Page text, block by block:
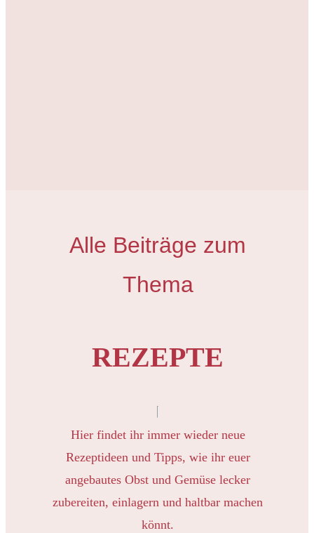
Alle Beiträge zum
Thema
REZEPTE
Hier findet ihr immer wieder neue
Rezeptideen und Tipps, wie ihr euer
angebautes Obst und Gemüse lecker
zubereiten, einlagern und haltbar machen
könnt.